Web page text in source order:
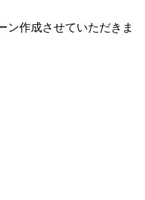
ン作成させていただきま